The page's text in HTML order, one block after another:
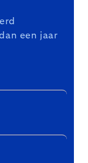
een jaar